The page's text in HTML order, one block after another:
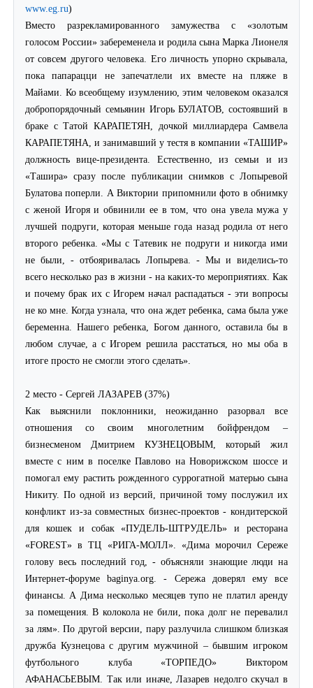
www.eg.ru)
Вместо разрекламированного замужества с «золотым
голосом России» забеременела и родила сына Марка Лионеля
от совсем другого человека. Его личность упорно скрывала,
пока папарацци не запечатлели их вместе на пляже в
Майами. Ко всеобщему изумлению, этим человеком оказался
добропорядочный семьянин Игорь БУЛАТОВ, состоявший в
браке с Татой КАРАПЕТЯН, дочкой миллиардера Самвела
КАРАПЕТЯНА, и занимавший у тестя в компании «ТАШИР»
должность вице-президента. Естественно, из семьи и из
«Ташира» сразу после публикации снимков с Лопыревой
Булатова поперли. А Виктории припомнили фото в обнимку
с женой Игоря и обвинили ее в том, что она увела мужа у
лучшей подруги, которая меньше года назад родила от него
второго ребенка. «Мы с Татевик не подруги и никогда ими
не были, - отбояривалась Лопырева. - Мы и виделись-то
всего несколько раз в жизни - на каких-то мероприятиях. Как
и почему брак их с Игорем начал распадаться - эти вопросы
не ко мне. Когда узнала, что она ждет ребенка, сама была уже
беременна. Нашего ребенка, Богом данного, оставила бы в
любом случае, а с Игорем решила расстаться, но мы оба в
итоге просто не смогли этого сделать».
2 место - Сергей ЛАЗАРЕВ (37%)
Как выяснили поклонники, неожиданно разорвал все
отношения со своим многолетним бойфрендом –
бизнесменом Дмитрием КУЗНЕЦОВЫМ, который жил
вместе с ним в поселке Павлово на Новорижском шоссе и
помогал ему растить рожденного суррогатной матерью сына
Никиту. По одной из версий, причиной тому послужил их
конфликт из-за совместных бизнес-проектов - кондитерской
для кошек и собак «ПУДЕЛЬ-ШТРУДЕЛЬ» и ресторана
«FOREST» в ТЦ «РИГА-МОЛЛ». «Дима морочил Сереже
голову весь последний год, - объясняли знающие люди на
Интернет-форуме baginya.org. - Сережа доверял ему все
финансы. А Дима несколько месяцев тупо не платил аренду
за помещения. В колокола не били, пока долг не перевалил
за лям». По другой версии, пару разлучила слишком близкая
дружба Кузнецова с другим мужчиной – бывшим игроком
футбольного клуба «ТОРПЕДО» Виктором
АФАНАСЬЕВЫМ. Так или иначе, Лазарев недолго скучал в